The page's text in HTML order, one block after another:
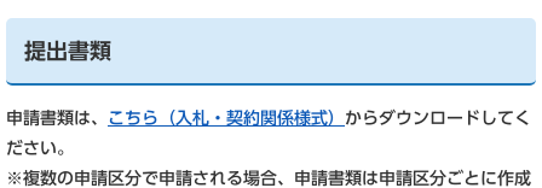
提出書類
申請書類は、 こちら（入札・契約関係様式） からダウンロードしてく
ださい。
※複数の申請区分で申請される場合、申請書類は申請区分ごとに作成